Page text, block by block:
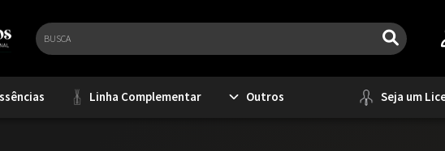
Linha Complementar Outros Seja um